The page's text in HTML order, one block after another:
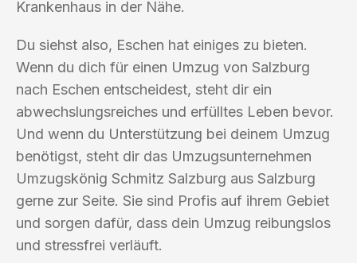
Krankenhaus in der Nähe.
Du siehst also, Eschen hat einiges zu bieten.
Wenn du dich für einen Umzug von Salzburg
nach Eschen entscheidest, steht dir ein
abwechslungsreiches und erfülltes Leben bevor.
Und wenn du Unterstützung bei deinem Umzug
benötigst, steht dir das Umzugsunternehmen
Umzugskönig Schmitz Salzburg aus Salzburg
gerne zur Seite. Sie sind Profis auf ihrem Gebiet
und sorgen dafür, dass dein Umzug reibungslos
und stressfrei verläuft.